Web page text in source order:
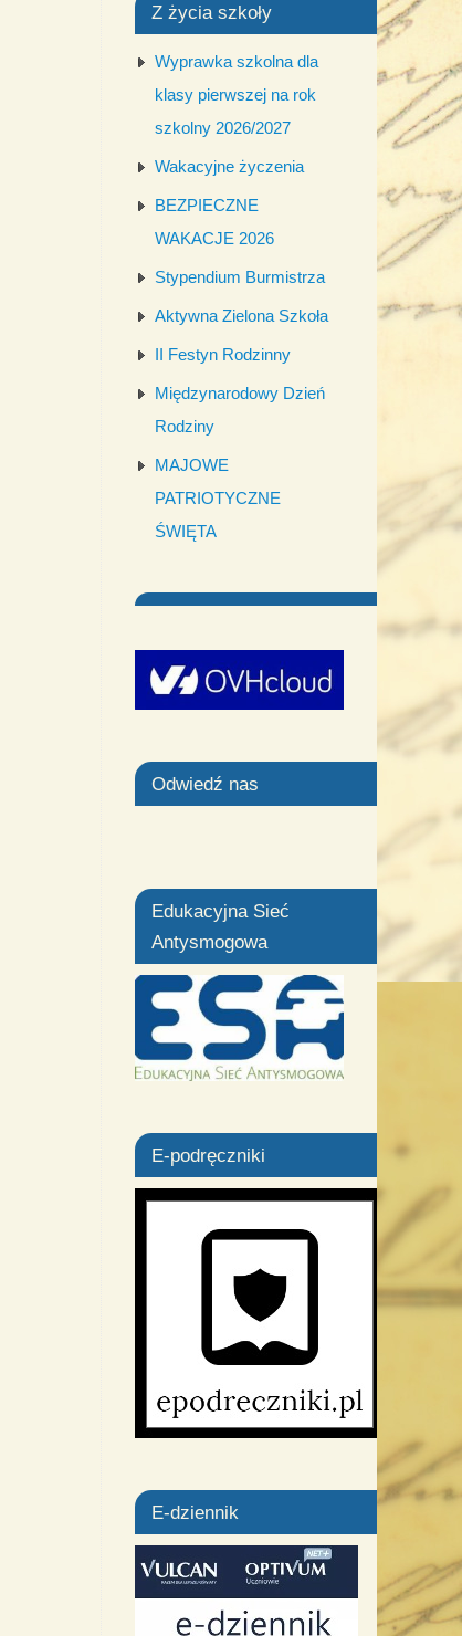
Z życia szkoły
Wyprawka szkolna dla
klasy pierwszej na rok
szkolny 2026/2027
Wakacyjne życzenia
BEZPIECZNE
WAKACJE 2026
Stypendium Burmistrza
Aktywna Zielona Szkoła
II Festyn Rodzinny
Międzynarodowy Dzień
Rodziny
MAJOWE
PATRIOTYCZNE
ŚWIĘTA
Odwiedź nas
Edukacyjna Sieć
Antysmogowa
E-podręczniki
E-dziennik